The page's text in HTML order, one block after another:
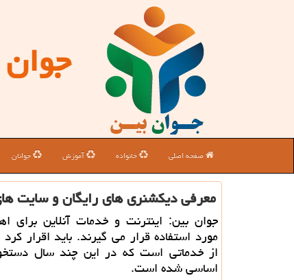
صفحه اصلی خانواده آموزش جوانان
معرفی دیكشنری های رایگان و سایت
جوان بین: اینترنت و خدمات آنلاین برای
مورد استفاده قرار می گیرند. باید اقرار
از خدماتی است كه در این چند سال
اساسی شده است.